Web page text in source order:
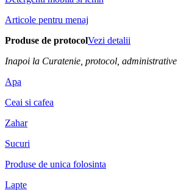
Articole pentru menaj
Produse de protocolVezi detalii
Inapoi la Curatenie, protocol, administrative
Apa
Ceai si cafea
Zahar
Sucuri
Produse de unica folosinta
Lapte